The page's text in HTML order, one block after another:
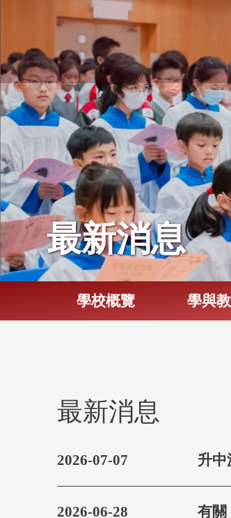
最新消息
學校概覽 學與教
最新消息
2026-07-07 升中
2026-06-28 有關